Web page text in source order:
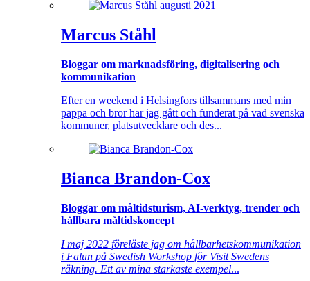
Marcus Ståhl
Bloggar om marknadsföring, digitalisering och
kommunikation
Efter en weekend i Helsingfors tillsammans med min
pappa och bror har jag gått och funderat på vad svenska
kommuner, platsutvecklare och des...
Bianca Brandon-Cox
Bloggar om måltidsturism, AI-verktyg, trender och
hållbara måltidskoncept
I maj 2022 föreläste jag om hållbarhetskommunikation
i Falun på Swedish Workshop för Visit Swedens
räkning. Ett av mina starkaste exempel...